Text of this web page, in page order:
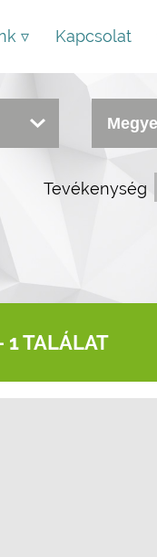
▿ Kapcsolat
Tevékenység
1 TALÁLAT